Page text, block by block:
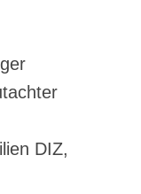
DIZ,